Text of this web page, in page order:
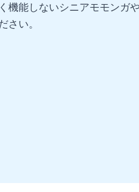
機能しないシニアモモンガ
さい。